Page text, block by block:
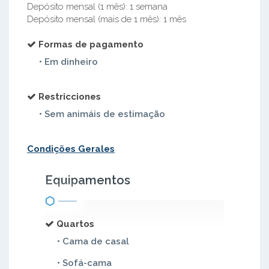
Depósito mensal (1 mês): 1 semana
Depósito mensal (mais de 1 mês): 1 mês
Formas de pagamento
• Em dinheiro
Restricciones
• Sem animáis de estimação
Condições Gerales
Equipamentos
Quartos
• Cama de casal
• Sofá-cama